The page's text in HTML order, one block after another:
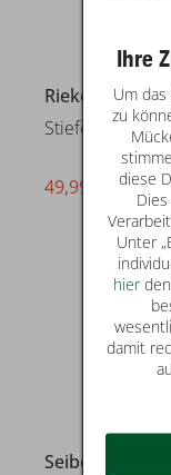
Rieker
Stiefeletten &
statt*
49,99 €
Seibel
Ihre
Um
zu
diese
Unter
hierden
damit